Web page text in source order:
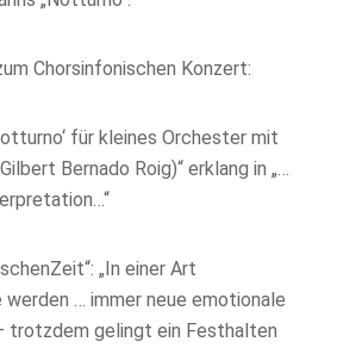
Chorsinfonischen Konzert:
für kleines Orchester mit
Bernado Roig)“ erklang in „…
„In einer Art
werden … immer neue emotionale
gelingt ein Festhalten